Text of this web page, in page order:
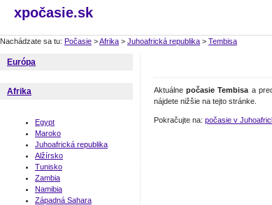
xpočasie.sk
Nachádzate sa tu: Počasie >Afrika > Juhoafrická republika > Tembisa
Európa
Afrika
Egypt
Maroko
Juhoafrická republika
Alžírsko
Tunisko
Zambia
Namibia
Západná Sahara
Aktuálnepočasie Tembisa a
nájdete nižšie na tejto stránke.
Pokračujte na: počasie v